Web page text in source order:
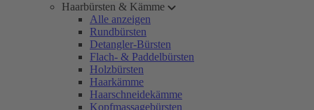
Haarbürsten & Kämme
Alle anzeigen
Rundbürsten
Detangler-Bürsten
Flach- & Paddelbürsten
Holzbürsten
Haarkämme
Haarschneidekämme
Kopfmassagebürsten